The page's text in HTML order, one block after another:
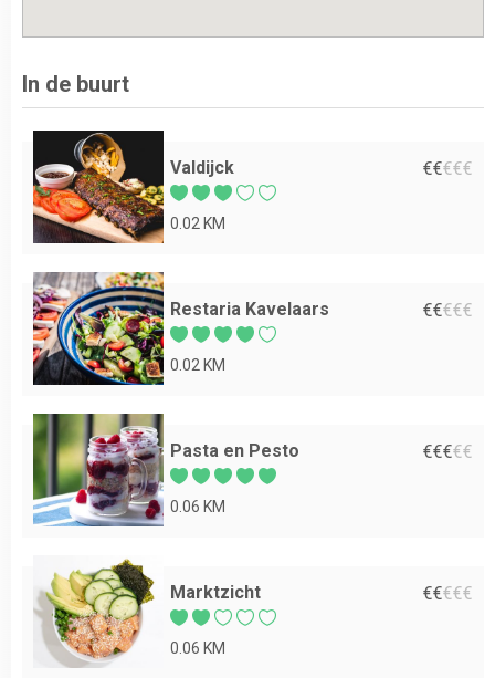
In de buurt
Valdijck €€€€€
0.02 KM
Restaria Kavelaars €€€€€
0.02 KM
Pasta en Pesto €€€€€
0.06 KM
Marktzicht €€€€€
0.06 KM